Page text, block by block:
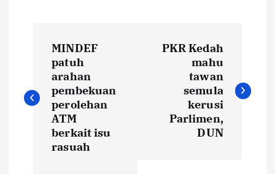
s
MINDEF
patuh
arahan
pembekuan
perolehan
ATM
berkait isu
rasuah
PKR Kedah
mahu
tawan
semula
kerusi
Parlimen,
DUN